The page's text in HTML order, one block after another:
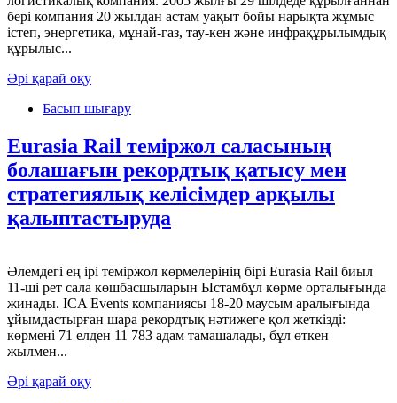
бері компания 20 жылдан астам уақыт бойы нарықта жұмыс
істеп, энергетика, мұнай-газ, тау-кен және инфрақұрылымдық
құрылыс...
Әрі қарай оқу
Басып шығару
Eurasia Rail теміржол саласының
болашағын рекордтық қатысу мен
стратегиялық келісімдер арқылы
қалыптастыруда
Әлемдегі ең ірі теміржол көрмелерінің бірі Eurasia Rail биыл
11-ші рет сала көшбасшыларын Ыстамбұл көрме орталығында
жинады. ICA Events компаниясы 18-20 маусым аралығында
ұйымдастырған шара рекордтық нәтижеге қол жеткізді:
көрмені 71 елден 11 783 адам тамашалады, бұл өткен
жылмен...
Әрі қарай оқу